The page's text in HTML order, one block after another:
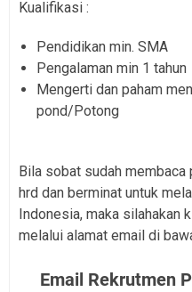
Kualifikasi :
Pendidikan min. SMA
Pengalaman min 1 tahun
Mengerti dan paham
pond/Potong
Bila sobat sudah
hrd dan berminat untuk
Indonesia, maka silahakan
melalui alamat email di
Email Rekrutmen